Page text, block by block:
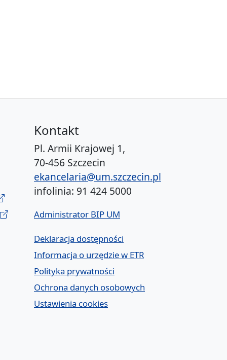
Kontakt
Pl. Armii Krajowej 1,
70-456 Szczecin
ekancelaria@um.szczecin.pl
infolinia: 91 424 5000
Administrator BIP UM
Deklaracja dostępności
Informacja o urzędzie w ETR
Polityka prywatności
Ochrona danych osobowych
Ustawienia cookies